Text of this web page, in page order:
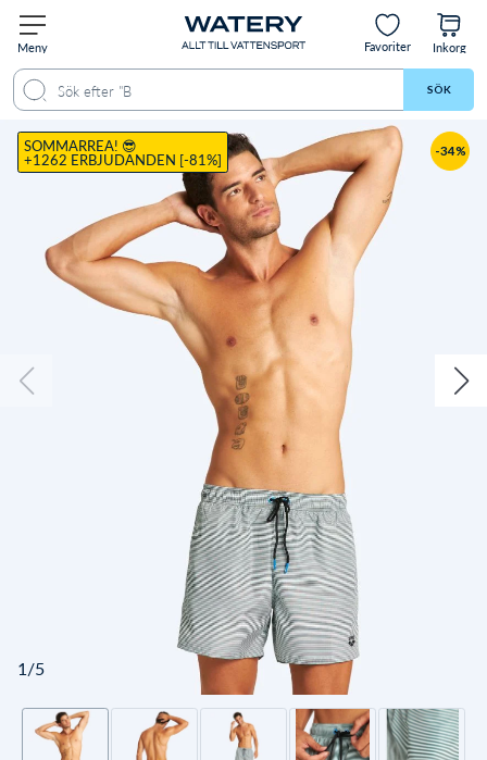
Meny Favoriter Inkorg
SÖK
Produkt Beskrivning
-34%
SOMMARREA! 😎
+1262 ERBJUDANDEN [-81%]
1/5